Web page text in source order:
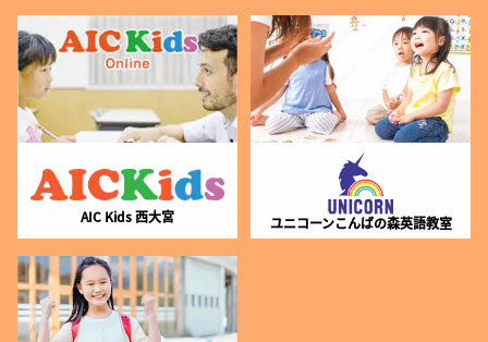
AIC Kids 西大宮 ユニコーンこんばの森英語教室